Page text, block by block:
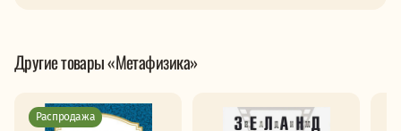
Другие товары «Метафизика»
Распродажа